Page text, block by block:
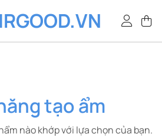
tạo ẩm
nào khớp với lựa chọn của bạn.